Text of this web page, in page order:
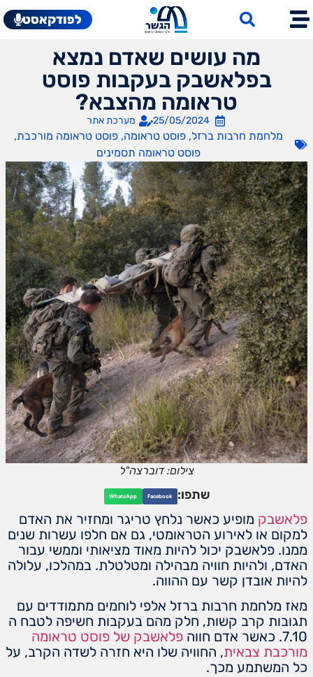
לפודקאסט
מה עושים שאדם נמצא
בפלאשבק בעקבות פוסט
טראומה מהצבא?
25/05/2024 מערכת אתר
מלחמת חרבות ברזל,פוסט טראומה,פוסט טראומה מורכבת,
פוסט טראומה תסמינים
צילום: דוברצה"ל
שתפו: Facebook
WhatsApp
פלאשבק מופיע כאשר נלחץ טריגר ומחזיר את האדם
למקום או לאירוע הטראומטי, גם אם חלפו עשרות שנים
ממנו. פלאשבק יכול להיות מאוד מציאותי וממשי עבור
האדם, ולהיות חוויה מבהילה ומטלטלת. במהלכו, עלולה
להיות אובדן קשר עם ההווה.
מאז מלחמת חרבות ברזל אלפי לוחמים מתמודדים עם
תגובות קרב קשות, חלק מהם בעקבות חשיפה לטבח ה
7.10. כאשר אדם חווה
פלאשבק של פוסט טראומה
מורכבת צבאית, החוויה שלו היא חזרה לשדה הקרב, על
כל המשתמע מכך.